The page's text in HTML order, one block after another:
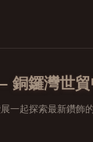
銅鑼灣世